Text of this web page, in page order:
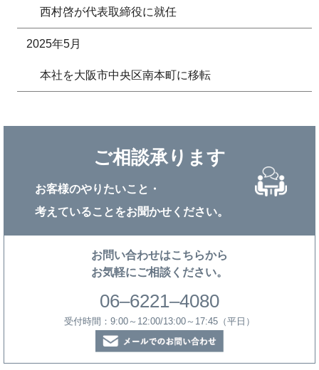
西村啓が代表取締役に就任
2025年5月
本社を大阪市中央区南本町に移転
ご相談承ります
お客様のやりたいこと・
考えていることをお聞かせください。
お問い合わせはこちらから
お気軽にご相談ください。
06–6221–4080
受付時間：9:00～12:00/13:00～17:45（平日）